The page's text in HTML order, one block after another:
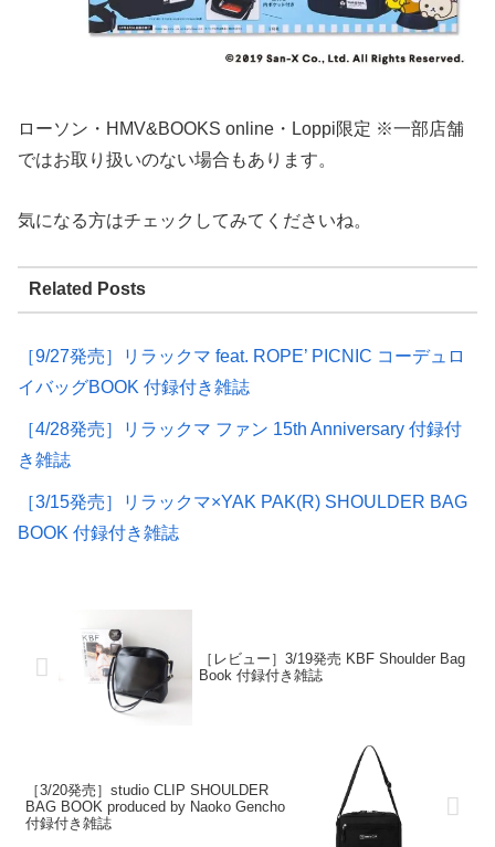
ローソン・HMV&BOOKS online・Loppi限定 ※一部店舗
ではお取り扱いのない場合もあります。
気になる方はチェックしてみてくださいね。
Related Posts
［9/27発売］リラックマ feat. ROPE’ PICNIC コーデュロ
イバッグBOOK 付録付き雑誌
［4/28発売］リラックマ ファン 15th Anniversary 付録付
き雑誌
［3/15発売］リラックマ×YAK PAK(R) SHOULDER BAG
BOOK 付録付き雑誌
［レビュー］3/19発売 KBF Shoulder Bag
Book 付録付き雑誌
［3/20発売］studio CLIP SHOULDER
BAG BOOK produced by Naoko Gencho
付録付き雑誌